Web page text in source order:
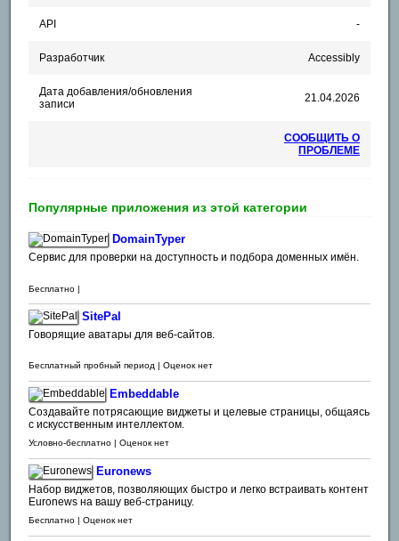
API -
Разработчик Accessibly
Дата добавления/обновления
записи
21.04.2026
СООБЩИТЬ О
ПРОБЛЕМЕ
Популярные приложения из этой категории
DomainTyper
Сервис для проверки на доступность и подбора доменных имён.
Бесплатно |
SitePal
Говорящие аватары для веб-сайтов.
Бесплатный пробный период | Оценок нет
Embeddable
Создавайте потрясающие виджеты и целевые страницы, общаясь
с искусственным интеллектом.
Условно-бесплатно | Оценок нет
Euronews
Набор виджетов, позволяющих быстро и легко встраивать контент
Euronews на вашу веб-страницу.
Бесплатно | Оценок нет